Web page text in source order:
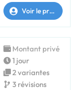
Voir le profil
Montant privé
1 jour
2 variantes
3 révisions